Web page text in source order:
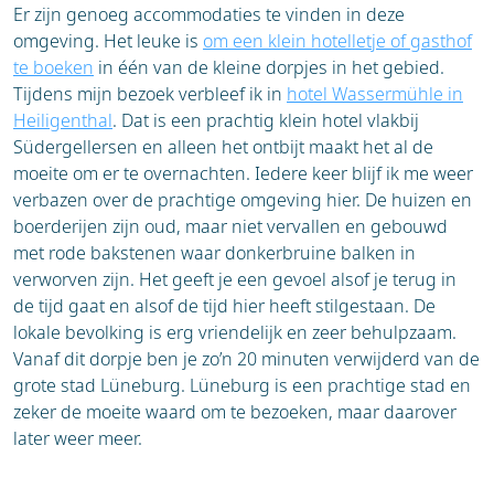
Er zijn genoeg accommodaties te vinden in deze
omgeving. Het leuke is om een klein hotelletje of gasthof
te boeken in één van de kleine dorpjes in het gebied.
Tijdens mijn bezoek verbleef ik in hotel Wassermühle in
Heiligenthal. Dat is een prachtig klein hotel vlakbij
Südergellersen en alleen het ontbijt maakt het al de
moeite om er te overnachten. Iedere keer blijf ik me weer
verbazen over de prachtige omgeving hier. De huizen en
boerderijen zijn oud, maar niet vervallen en gebouwd
met rode bakstenen waar donkerbruine balken in
verworven zijn. Het geeft je een gevoel alsof je terug in
de tijd gaat en alsof de tijd hier heeft stilgestaan. De
lokale bevolking is erg vriendelijk en zeer behulpzaam.
Vanaf dit dorpje ben je zo’n 20 minuten verwijderd van de
grote stad Lüneburg. Lüneburg is een prachtige stad en
zeker de moeite waard om te bezoeken, maar daarover
later weer meer.